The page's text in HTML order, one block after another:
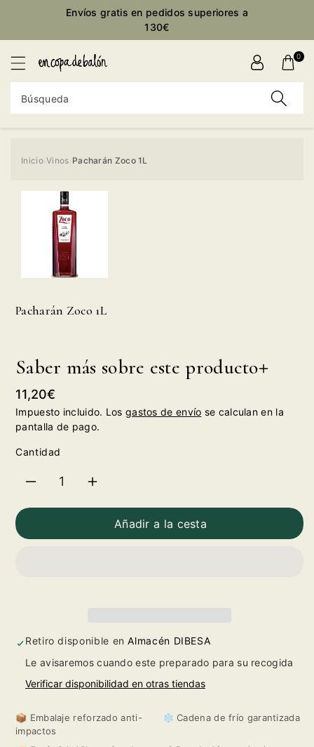
Envíos gratis en pedidos superiores a
130€
Búsqueda
0
Inicio›Vinos Pacharán Zoco 1L
producto
Pacharán Zoco 1L
Saber más sobre este producto
Precio
habitual
11,20€
Impuesto incluido. Los gastos de envío se calculan en la
pantalla de pago.
Cantidad
1L
cantidad
1L
Añadir a la cesta
Retiro disponible enAlmacén DIBESA
Le avisaremos cuando este preparado para su recogida
Verificar disponibilidad en otras tiendas
📦 Embalaje reforzado anti-
impactos
❄️ Cadena de frío garantizada